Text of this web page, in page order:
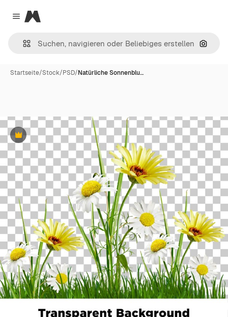
Close menu
Magnific
Nach
Startseite/Stock/PSD/Natürliche Sonnenblu…
Premium